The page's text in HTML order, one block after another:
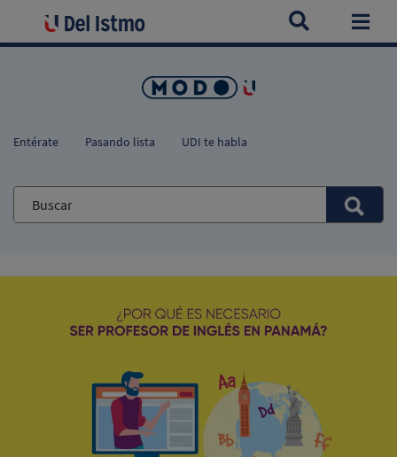
Home Blogs ¿Por qué es necesario ser profesor de inglés en
Entérate Pasando lista UDI te habla